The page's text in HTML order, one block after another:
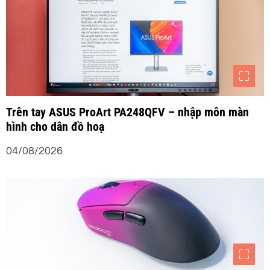
b
à
Trên tay ASUS ProArt PA248QFV – nhập môn màn
hình cho dân đồ hoạ
04/08/2026